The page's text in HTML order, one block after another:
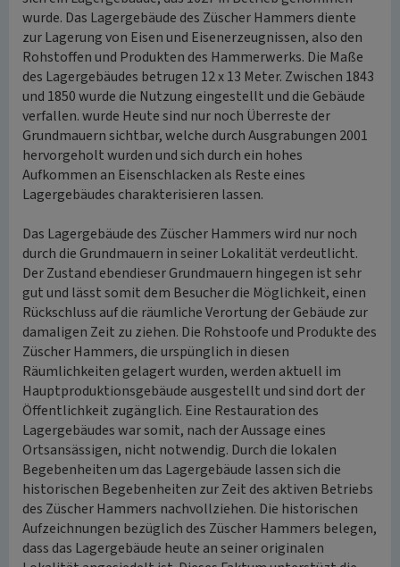
wurde. Das Lagergebäude des Züscher Hammers diente
zur Lagerung von Eisen und Eisenerzeugnissen, also den
Rohstoffen und Produkten des Hammerwerks. Die Maße
des Lagergebäudes betrugen 12 x 13 Meter. Zwischen 1843
und 1850 wurde die Nutzung eingestellt und die Gebäude
verfallen. wurde Heute sind nur noch Überreste der
Grundmauern sichtbar, welche durch Ausgrabungen 2001
hervorgeholt wurden und sich durch ein hohes
Aufkommen an Eisenschlacken als Reste eines
Lagergebäudes charakterisieren lassen.
Das Lagergebäude des Züscher Hammers wird nur noch
durch die Grundmauern in seiner Lokalität verdeutlicht.
Der Zustand ebendieser Grundmauern hingegen ist sehr
gut und lässt somit dem Besucher die Möglichkeit, einen
Rückschluss auf die räumliche Verortung der Gebäude zur
damaligen Zeit zu ziehen. Die Rohstoofe und Produkte des
Züscher Hammers, die urspünglich in diesen
Räumlichkeiten gelagert wurden, werden aktuell im
Hauptproduktionsgebäude ausgestellt und sind dort der
Öffentlichkeit zugänglich. Eine Restauration des
Lagergebäudes war somit, nach der Aussage eines
Ortsansässigen, nicht notwendig. Durch die lokalen
Begebenheiten um das Lagergebäude lassen sich die
historischen Begebenheiten zur Zeit des aktiven Betriebs
des Züscher Hammers nachvollziehen. Die historischen
Aufzeichnungen bezüglich des Züscher Hammers belegen,
dass das Lagergebäude heute an seiner originalen